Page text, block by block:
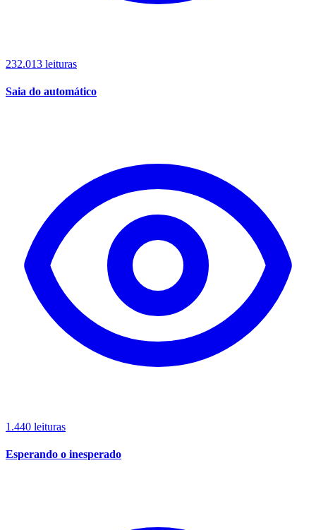
232.013 leituras
Saia do automático
1.440 leituras
Esperando o inesperado